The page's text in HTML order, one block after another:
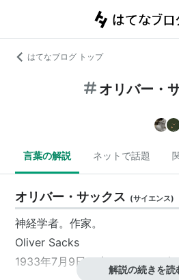
はてなブログ トップ
オリバー・
言葉の解説 ネットで話題
オリバー・サックス (サイエンス)
神経学者。作家。
Oliver Sacks
1933年7月9日、生まれ。2015年
解説の続きを読